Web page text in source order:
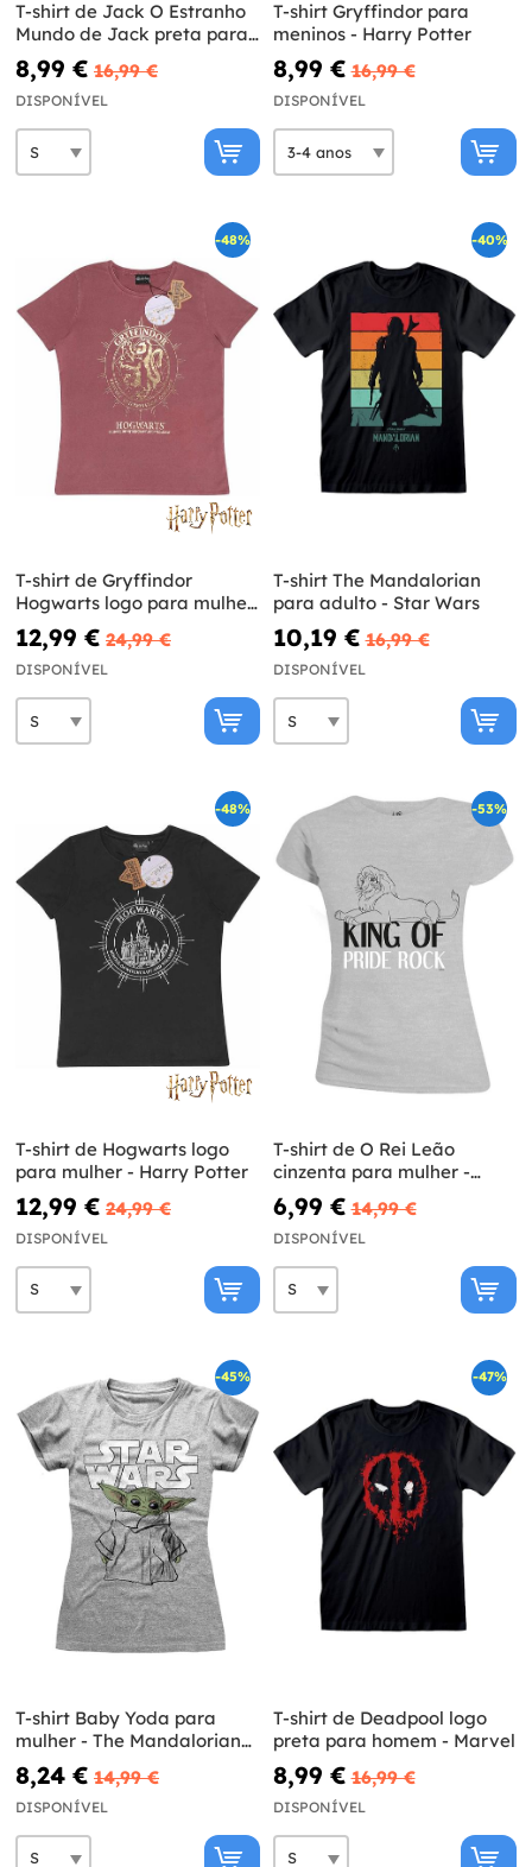
T-shirt de Jack O Estranho
Mundo de Jack preta para
mulher
8,99 € 16,99 €
DISPONÍVEL
T-shirt Gryffindor para
meninos - Harry Potter
8,99 € 16,99 €
DISPONÍVEL
-48%
T-shirt de Gryffindor
Hogwarts logo para mulher
- Harry Potter
12,99 € 24,99 €
DISPONÍVEL
-40%
T-shirt The Mandalorian
para adulto - Star Wars
10,19 € 16,99 €
DISPONÍVEL
-48%
T-shirt de Hogwarts logo
para mulher - Harry Potter
12,99 € 24,99 €
DISPONÍVEL
-53%
T-shirt de O Rei Leão
cinzenta para mulher -
Disney
6,99 € 14,99 €
DISPONÍVEL
-45%
T-shirt Baby Yoda para
mulher - The Mandalorian
Star Wars
8,24 € 14,99 €
DISPONÍVEL
-47%
T-shirt de Deadpool logo
preta para homem - Marvel
8,99 € 16,99 €
DISPONÍVEL